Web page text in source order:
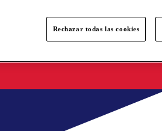
Rechazar todas las cookies